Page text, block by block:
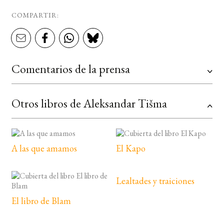
COMPARTIR:
Comentarios de la prensa
Otros libros de Aleksandar Tišma
A las que amamos El Kapo
El libro de Blam
Lealtades y traiciones